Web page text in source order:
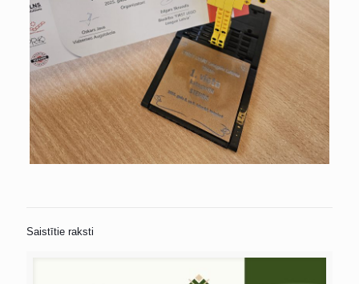
Saistītie raksti